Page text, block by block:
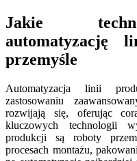
Jakie
automatyzację
przemyśle
Automatyzacja linii
zastosowaniu
rozwijają się, oferując
kluczowych technologii
produkcji są roboty
procesach montażu,